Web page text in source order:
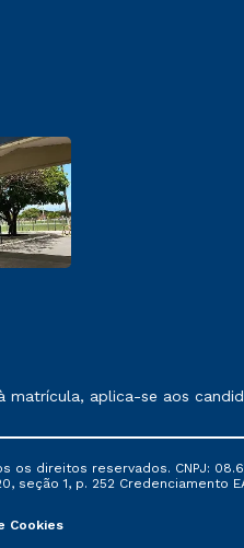
exposto no contrato
aplica-se aos
os direitos reservados. CNPJ:
seção 1, p. 252 Credenciamento
Cookies